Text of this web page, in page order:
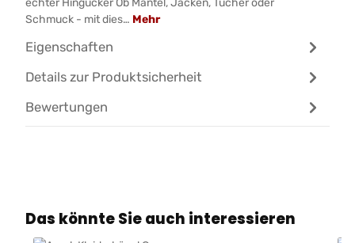
Schmuck - mit dies… Mehr
Eigenschaften
Details zur Produktsicherheit
Bewertungen
Produktgalerie überspringen
Das könnte Sie auch interessieren